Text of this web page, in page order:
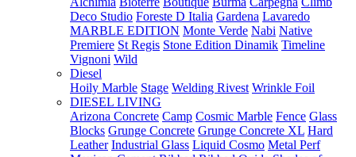
Deco Studio Foreste D Italia Gardena Lavaredo
MARBLE EDITION Monte Verde Nabi Native
Premiere St Regis Stone Edition Dinamik Timeline
Vignoni Wild
Diesel
Hoily Marble Stage Welding Rivest Wrinkle Foil
DIESEL LIVING
Arizona Concrete Camp Cosmic Marble Fence Glass
Blocks Grunge Concrete Grunge Concrete XL Hard
Leather Industrial Glass Liquid Cosmo Metal Perf